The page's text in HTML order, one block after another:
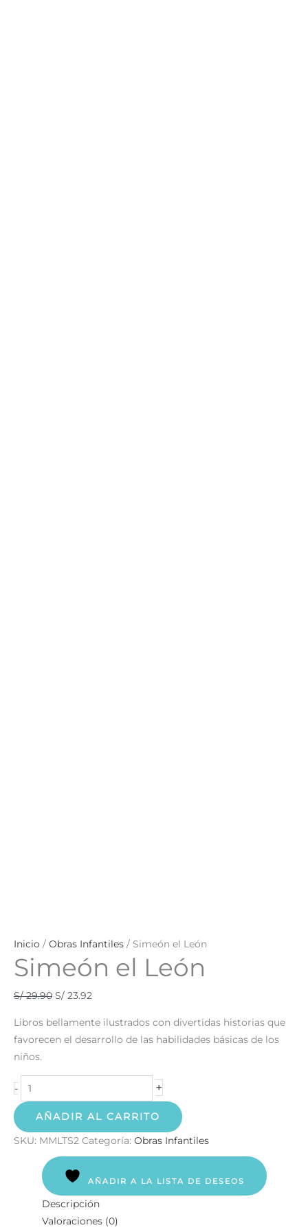
Inicio / Obras Infantiles / Simeón el León
Simeón el León
S/29.90 S/ 23.92
Libros bellamente ilustrados con divertidas historias que
favorecen el desarrollo de las habilidades básicas de los
niños.
- +
AÑADIR AL CARRITO
SKU: MMLTS2 Categoría: Obras Infantiles
AÑADIR A LA LISTA DE DESEOS
Descripción
Valoraciones (0)